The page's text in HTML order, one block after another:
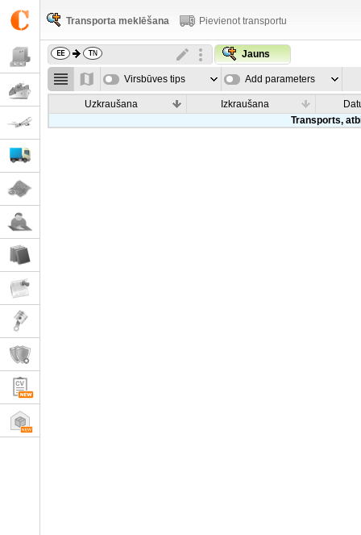
Transporta meklēšana Pievienot transportu
Jauns
Virsbūves tips Add parameters
Uzkraušana Izkraušana
Transports,